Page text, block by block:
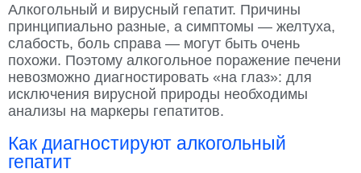
Алкогольный и вирусный гепатит. Причины
принципиально разные, а симптомы — желтуха,
слабость, боль справа — могут быть очень
похожи. Поэтому алкогольное поражение печени
невозможно диагностировать «на глаз»: для
исключения вирусной природы необходимы
анализы на маркеры гепатитов.
Как диагностируют алкогольный
гепатит